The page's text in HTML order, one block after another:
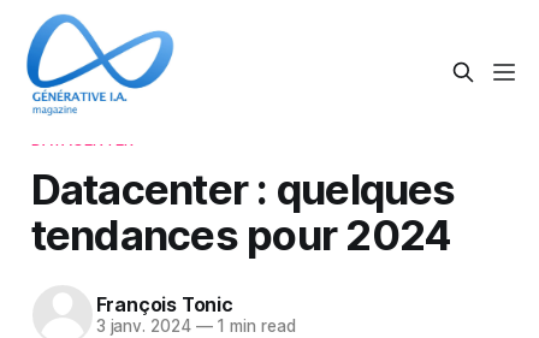
Datacenter : quelques
tendances pour 2024
François Tonic
3 janv. 2024 —1 min read